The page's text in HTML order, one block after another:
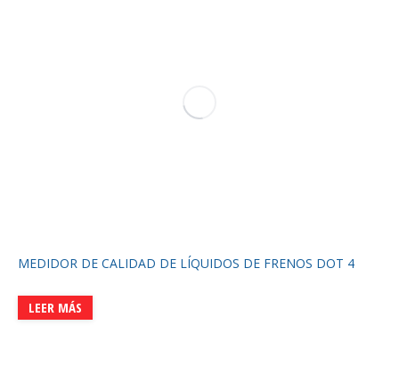
MEDIDOR DE CALIDAD DE LÍQUIDOS DE FRENOS DOT 4
LEER MÁS